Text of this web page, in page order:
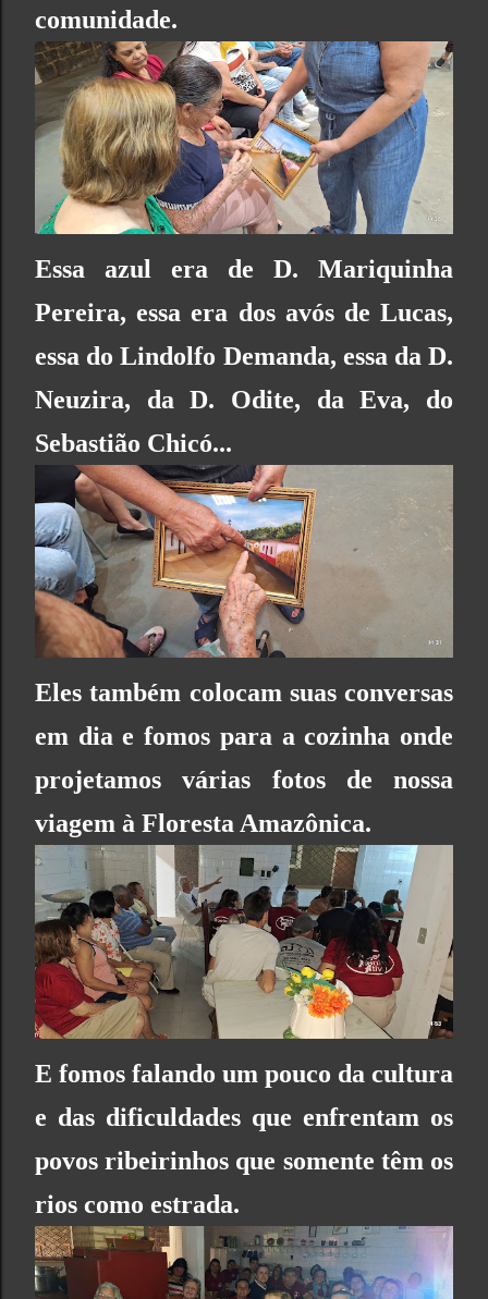
comunidade.
Essa azul era de D. Mariquinha
Pereira, essa era dos avós de Lucas,
essa do Lindolfo Demanda, essa da D.
Neuzira, da D. Odite, da Eva, do
Sebastião Chicó...
Eles também colocam suas conversas
em dia e fomos para a cozinha onde
projetamos várias fotos de nossa
viagem à Floresta Amazônica.
E fomos falando um pouco da cultura
e das dificuldades que enfrentam os
povos ribeirinhos que somente têm os
rios como estrada.